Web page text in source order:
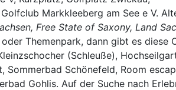
Markkleeberg am See e V.
Free State of Saxony, Land
Themenpark, dann gibt es diese
(Schleuße),
Sommerbad Schönefeld, Room
Gohlis. Auf der Suche nach